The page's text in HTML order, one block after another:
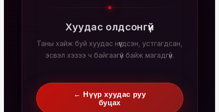
Хуудас олдсонгүй
Таны хайж буй хуудас нүүгдсэн, устгагдсан,
эсвэл хэзээ ч байгаагүй байж магадгүй.
← Нүүр хуудас руу
буцах